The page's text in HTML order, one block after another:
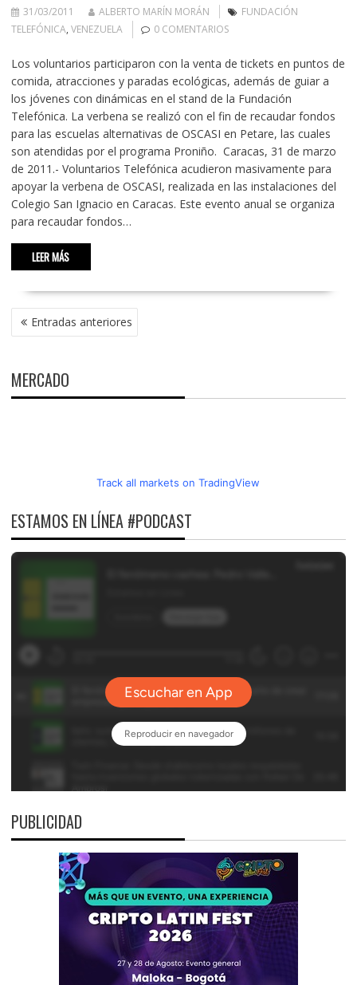
31/03/2011 ALBERTO MARÍN MORÁN
FUNDACIÓN
TELEFÓNICA, VENEZUELA 0 COMENTARIOS
Los voluntarios participaron con la venta de tickets en puntos de
comida, atracciones y paradas ecológicas, además de guiar a
los jóvenes con dinámicas en el stand de la Fundación
Telefónica. La verbena se realizó con el fin de recaudar fondos
para las escuelas alternativas de OSCASI en Petare, las cuales
son atendidas por el programa Proniño. Caracas, 31 de marzo
de 2011.- Voluntarios Telefónica acudieron masivamente para
apoyar la verbena de OSCASI, realizada en las instalaciones del
Colegio San Ignacio en Caracas. Este evento anual se organiza
para recaudar fondos…
LEER MÁS
NAVEGACIÓN
DE Entradas anteriores
MERCADO
Track all markets on TradingView
ESTAMOS EN LÍNEA #PODCAST
PUBLICIDAD